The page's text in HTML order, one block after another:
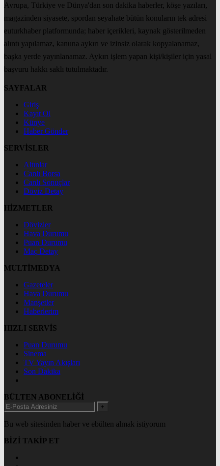
Avrupa, Türkiye ve Dünya'dan son dakika haberler, köşe yazıları,
magazinden siyasete, spordan seyahate bütün konuların tek adresi
euturkhaber platformunda; haber içerikleri, kaynak gösterilmeden
alıntı yapılamaz, kanuna aykırı ve izinsiz olarak kopyalanamaz,
başka yerde yayınlanamaz. Aykırı işlem yapan kişi/kişiler için yasal
başvuru hakkı saklı tutulmaktadır.
SAYFALAR
Giriş
Kayıt Ol
Künye
Haber Gönder
SERVİSLER
Altınlar
Canlı Borsa
Canlı Sonuçlar
Döviz Detay
HİZMETLER
Dövizler
Hava Durumu
Puan Durumu
Maç Detay
MULTİMEDYA
Gazeteler
Hava Durumu
Manşetler
Haberlerim
HIZLI SERVİS
Puan Durumu
Sinema
TV Yayın Akışları
Son Dakika
BÜLTEN ABONELİĞİ
+
Bu web sitesinden haber ve ebülten almak istiyorum
BİZİ TAKİP ET